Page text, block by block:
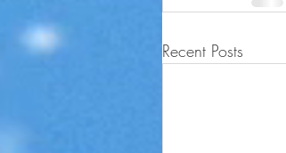
Recent Posts